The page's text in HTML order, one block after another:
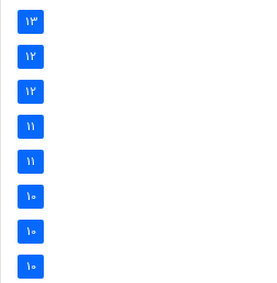
13
12
12
11
11
10
10
10